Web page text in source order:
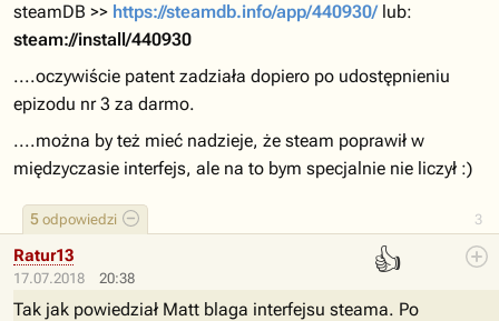
3
5 odpowiedzi
steamDB >> https://steamdb.info/app/440930/ lub:
steam://install/440930
....oczywiście patent zadziała dopiero po udostępnieniu
epizodu nr 3 za darmo.
....można by też mieć nadzieje, że steam poprawił w
międzyczasie interfejs, ale na to bym specjalnie nie liczył :)
17.07.2018 20:38
👍
Ratur13
Tak jak powiedział Matt blaga interfejsu steama. Po